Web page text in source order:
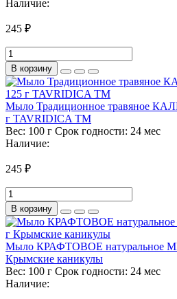
Наличие:
245 ₽
В корзину
Мыло Традиционное травяное
г TAVRIDICA ТМ
Вес: 100 г Срок годности: 24 мес
Наличие:
245 ₽
В корзину
Мыло КРАФТОВОЕ
Крымские каникулы
Вес: 100 г Срок годности: 24 мес
Наличие: